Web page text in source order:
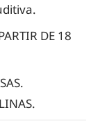
DE 18